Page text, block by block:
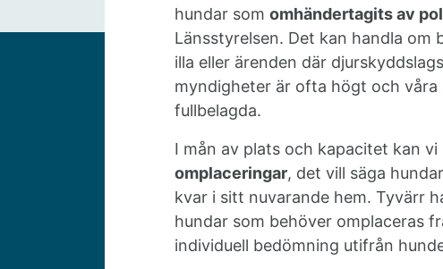
hundar som omhändertagits av
Länsstyrelsen. Det kan handla
illa eller ärenden där
myndigheter är ofta högt och
fullbelagda.
I mån av plats och kapacitet kan vi
omplaceringar, det vill säga
kvar i sitt nuvarande hem. Tyvärr
hundar som behöver omplaceras
individuell bedömning utifrån